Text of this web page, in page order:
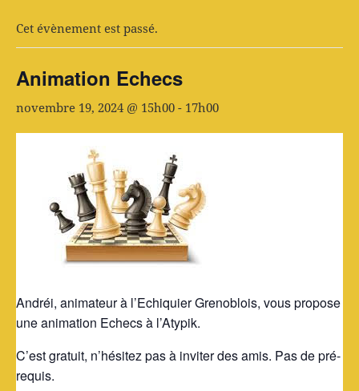
Cet évènement est passé.
Animation Echecs
novembre 19, 2024 @ 15h00 - 17h00
Andréi, animateur à l’Echiquier Grenoblois, vous propose
une animation Echecs à l’Atypik.
C’est gratuit, n’hésitez pas à inviter des amis. Pas de pré-
requis.